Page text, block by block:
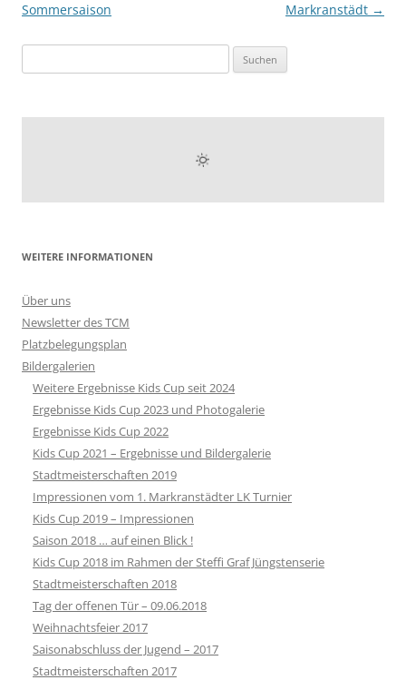
Sommersaison Markranstädt →
nach:
WEITERE INFORMATIONEN
Über uns
Newsletter des TCM
Platzbelegungsplan
Bildergalerien
Weitere Ergebnisse Kids Cup seit 2024
Ergebnisse Kids Cup 2023 und Photogalerie
Ergebnisse Kids Cup 2022
Kids Cup 2021 – Ergebnisse und Bildergalerie
Stadtmeisterschaften 2019
Impressionen vom 1. Markranstädter LK Turnier
Kids Cup 2019 – Impressionen
Saison 2018 … auf einen Blick !
Kids Cup 2018 im Rahmen der Steffi Graf Jüngstenserie
Stadtmeisterschaften 2018
Tag der offenen Tür – 09.06.2018
Weihnachtsfeier 2017
Saisonabschluss der Jugend – 2017
Stadtmeisterschaften 2017